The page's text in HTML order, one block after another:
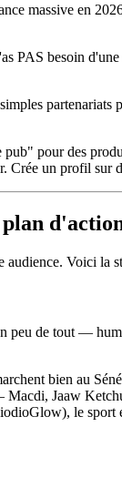
massive en
PAS besoin
pour des
Crée un profil
Voici la
peu de tout —
bien au
Jaaw
le sport